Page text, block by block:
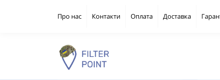
Про нас Контакти Оплата Доставка